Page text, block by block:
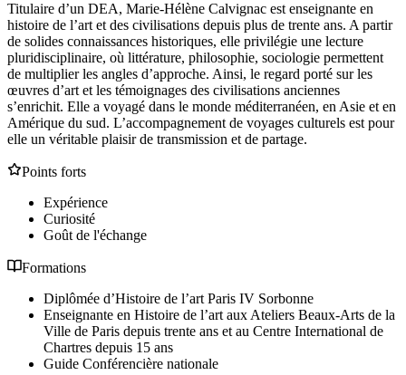
Titulaire d’un DEA, Marie-Hélène Calvignac est enseignante en
histoire de l’art et des civilisations depuis plus de trente ans. A partir
de solides connaissances historiques, elle privilégie une lecture
pluridisciplinaire, où littérature, philosophie, sociologie permettent
de multiplier les angles d’approche. Ainsi, le regard porté sur les
œuvres d’art et les témoignages des civilisations anciennes
s’enrichit. Elle a voyagé dans le monde méditerranéen, en Asie et en
Amérique du sud. L’accompagnement de voyages culturels est pour
elle un véritable plaisir de transmission et de partage.
Points forts
Expérience
Curiosité
Goût de l'échange
Formations
Diplômée d’Histoire de l’art Paris IV Sorbonne
Enseignante en Histoire de l’art aux Ateliers Beaux-Arts de la
Ville de Paris depuis trente ans et au Centre International de
Chartres depuis 15 ans
Guide Conférencière nationale